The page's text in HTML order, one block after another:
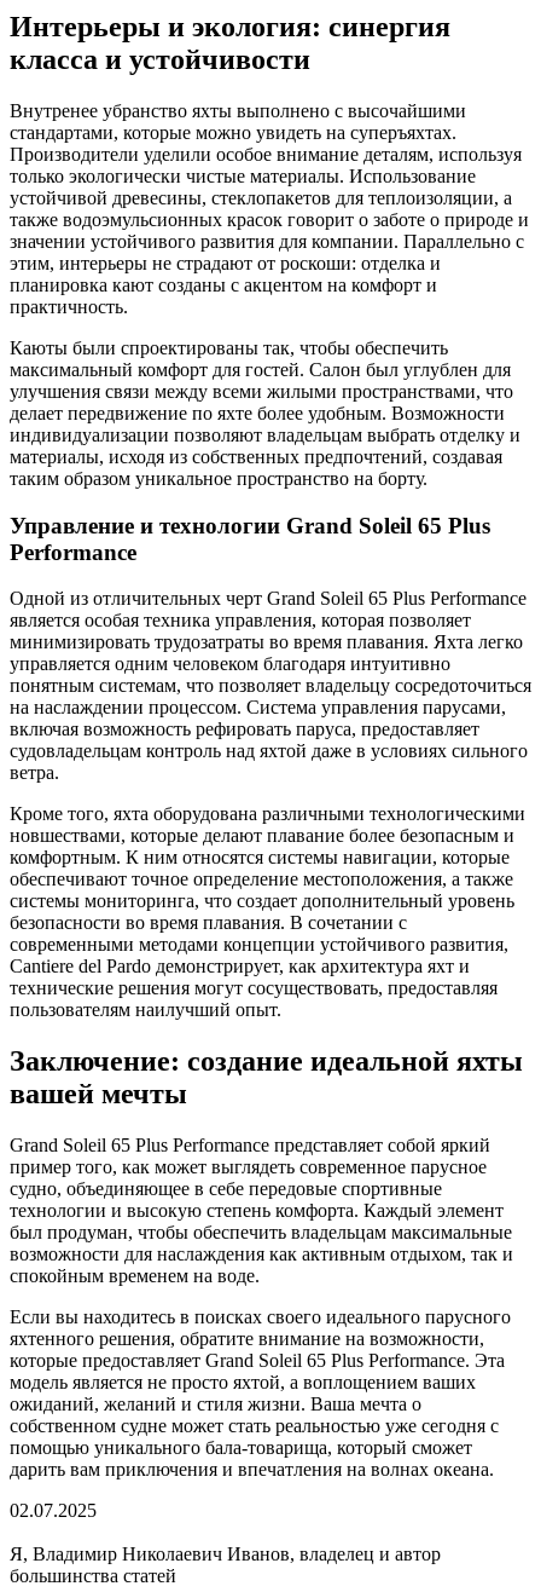
Интерьеры и экология: синергия
класса и устойчивости
Внутренее убранство яхты выполнено с высочайшими
стандартами, которые можно увидеть на суперъяхтах.
Производители уделили особое внимание деталям, используя
только экологически чистые материалы. Использование
устойчивой древесины, стеклопакетов для теплоизоляции, а
также водоэмульсионных красок говорит о заботе о природе и
значении устойчивого развития для компании. Параллельно с
этим, интерьеры не страдают от роскоши: отделка и
планировка кают созданы с акцентом на комфорт и
практичность.
Каюты были спроектированы так, чтобы обеспечить
максимальный комфорт для гостей. Салон был углублен для
улучшения связи между всеми жилыми пространствами, что
делает передвижение по яхте более удобным. Возможности
индивидуализации позволяют владельцам выбрать отделку и
материалы, исходя из собственных предпочтений, создавая
таким образом уникальное пространство на борту.
Управление и технологии Grand Soleil 65 Plus
Performance
Одной из отличительных черт Grand Soleil 65 Plus Performance
является особая техника управления, которая позволяет
минимизировать трудозатраты во время плавания. Яхта легко
управляется одним человеком благодаря интуитивно
понятным системам, что позволяет владельцу сосредоточиться
на наслаждении процессом. Система управления парусами,
включая возможность рефировать паруса, предоставляет
судовладельцам контроль над яхтой даже в условиях сильного
ветра.
Кроме того, яхта оборудована различными технологическими
новшествами, которые делают плавание более безопасным и
комфортным. К ним относятся системы навигации, которые
обеспечивают точное определение местоположения, а также
системы мониторинга, что создает дополнительный уровень
безопасности во время плавания. В сочетании с
современными методами концепции устойчивого развития,
Cantiere del Pardo демонстрирует, как архитектура яхт и
технические решения могут сосуществовать, предоставляя
пользователям наилучший опыт.
Заключение: создание идеальной яхты
вашей мечты
Grand Soleil 65 Plus Performance представляет собой яркий
пример того, как может выглядеть современное парусное
судно, объединяющее в себе передовые спортивные
технологии и высокую степень комфорта. Каждый элемент
был продуман, чтобы обеспечить владельцам максимальные
возможности для наслаждения как активным отдыхом, так и
спокойным временем на воде.
Если вы находитесь в поисках своего идеального парусного
яхтенного решения, обратите внимание на возможности,
которые предоставляет Grand Soleil 65 Plus Performance. Эта
модель является не просто яхтой, а воплощением ваших
ожиданий, желаний и стиля жизни. Ваша мечта о
собственном судне может стать реальностью уже сегодня с
помощью уникального бала-товарища, который сможет
дарить вам приключения и впечатления на волнах океана.
02.07.2025
Я, Владимир Николаевич Иванов, владелец и автор
большинства статей